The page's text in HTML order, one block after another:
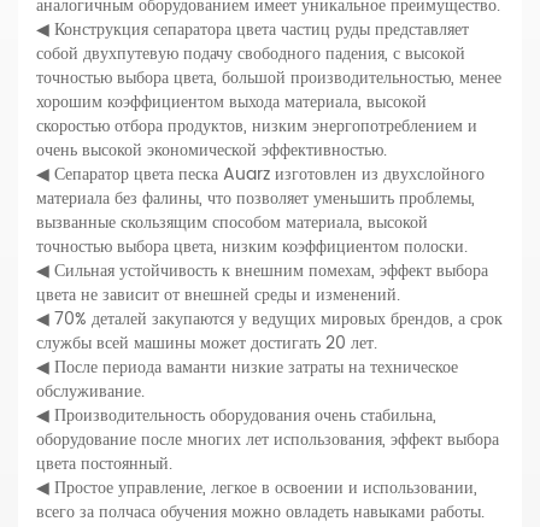
◀ Конструкция сепаратора цвета частиц руды представляет
собой двухпутевую подачу свободного падения, с высокой
точностью выбора цвета, большой производительностью, менее
хорошим коэффициентом выхода материала, высокой
скоростью отбора продуктов, низким энергопотреблением и
очень высокой экономической эффективностью.
◀ Сепаратор цвета песка Auarz изготовлен из двухслойного
материала без фалины, что позволяет уменьшить проблемы,
вызванные скользящим способом материала, высокой
точностью выбора цвета, низким коэффициентом полоски.
◀ Сильная устойчивость к внешним помехам, эффект выбора
цвета не зависит от внешней среды и изменений.
◀ 70% деталей закупаются у ведущих мировых брендов, а срок
службы всей машины может достигать 20 лет.
◀ После периода ваманти низкие затраты на техническое
обслуживание.
◀ Производительность оборудования очень стабильна,
оборудование после многих лет использования, эффект выбора
цвета постоянный.
◀ Простое управление, легкое в освоении и использовании,
всего за полчаса обучения можно овладеть навыками работы.